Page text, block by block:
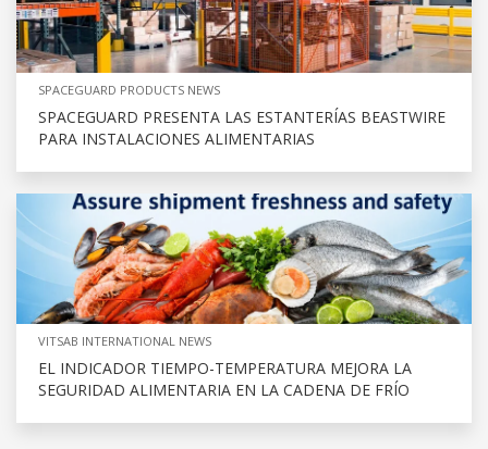
SPACEGUARD PRODUCTS NEWS
SPACEGUARD PRESENTA LAS ESTANTERÍAS BEASTWIRE
PARA INSTALACIONES ALIMENTARIAS
VITSAB INTERNATIONAL NEWS
EL INDICADOR TIEMPO-TEMPERATURA MEJORA LA
SEGURIDAD ALIMENTARIA EN LA CADENA DE FRÍO